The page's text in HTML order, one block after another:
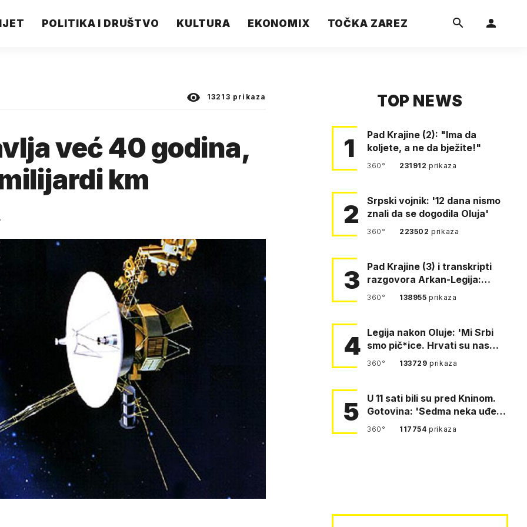
POLITIKA I DRUŠTVO KULTURA EKONOMIX TOČKA ZAREZ
13213 prikaza
već 40 godina,
km
TOP NEWS
1
Pad Krajine (2): "Ima da
koljete, a ne da bježite!"
360° 231912prikaza
2
Srpski vojnik: '12 dana nismo
znali da se dogodila Oluja'
360° 223502prikaza
3
Pad Krajine (3) i transkripti
razgovora Arkan-Legija:
'Čujem, prelazite ustašam…
360° 138955prikaza
4 Legija nakon Oluje: 'Mi Srbi
smo pič*ice. Hrvati su nas
pomeli!'
360° 133729prikaza
5
U 11 sati bili su pred Kninom.
Gotovina: 'Sedma neka uđe,
4. gardijska neka g…
360° 117754prikaza